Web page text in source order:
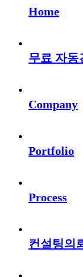
Home
무료 자동
Company
Portfolio
Process
컨설팅의